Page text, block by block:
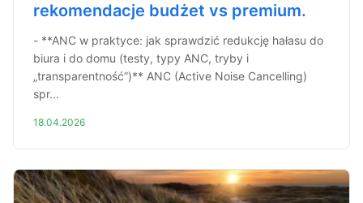
rekomendacje budżet vs premium.
- **ANC w praktyce: jak sprawdzić redukcję hałasu do
biura i do domu (testy, typy ANC, tryby i
„transparentność”)** ANC (Active Noise Cancelling)
spr...
18.04.2026